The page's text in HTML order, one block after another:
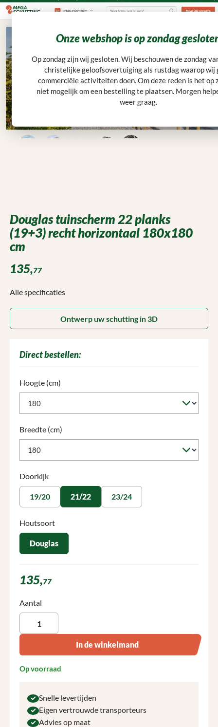
Ga naar de hoofdinhoud
Onze webshop is op zondag
Op zondag zijn wij gesloten. Wij beschouwen de zondag
christelijke geloofsovertuiging als rustdag waarop wij
commerciële activiteiten doen. Om deze reden is het op
niet mogelijk om een bestelling te plaatsen. Morgen
weer graag.
5.000 m² voorraad
Snelle levering
Montageservice
Klantwaardering: 9,6
Winkelwagentje bevat 0
Home Schutting Tuinschermen Rechte schermen
Afbeeldingengalerij overslaan
Douglas tuinscherm 22 planks
(19+3) recht horizontaal 180x180
cm
135,77
Alle specificaties
Ontwerp uw schutting in 3D
Direct bestellen:
Selecteer
Hoogte (cm)
Selecteer
Breedte (cm)
Selecteer
Doorkijk
19/20 21/22 23/24
Selecteer
Houtsoort
Douglas
135,77
Producthoeveelheid: Voer de gewenste hoeveelheid in of
Aantal
In de winkelmand
Op voorraad
Snelle levertijden
Eigen vertrouwde transporteurs
Advies op maat